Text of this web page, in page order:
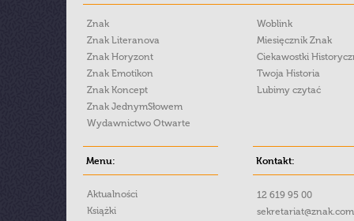
Znak
Znak Literanova
Znak Horyzont
Znak Emotikon
Znak Koncept
Znak JednymSłowem
Wydawnictwo Otwarte
Woblink
Miesięcznik Znak
Ciekawostki
Twoja Historia
Lubimy czytać
Menu:
Aktualności
Książki
Kontakt:
12 619 95 00